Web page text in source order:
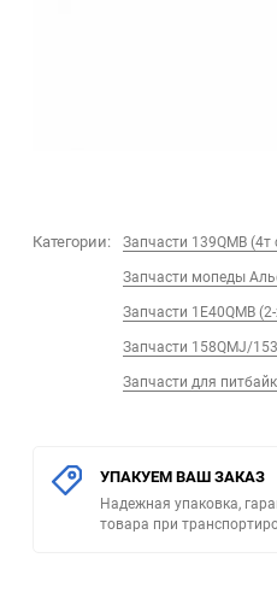
Категории: Запчасти 139QMB (4т
Запчасти мопеды
Запчасти 1E40QMB
Запчасти 158QMJ/
Запчасти для
УПАКУЕМ ВАШ ЗАКАЗ
Надежная упаковка,
товара при